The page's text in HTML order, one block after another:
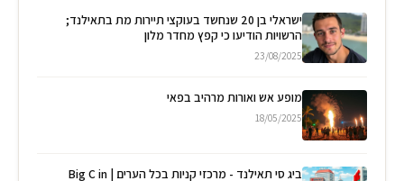
ישראלי בן 20 שנחשד בעוקצי תיירות מת בתאילנד;
הרשויות הודיעו כי קפץ מחדר מלון
23/08/2025
מופע אש ואורות מרהיב בפאי
18/05/2025
ביג סי תאילנד - מרכזי קניות בכל הערים | Big C in